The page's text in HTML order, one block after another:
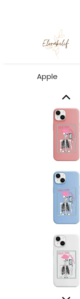
Apple